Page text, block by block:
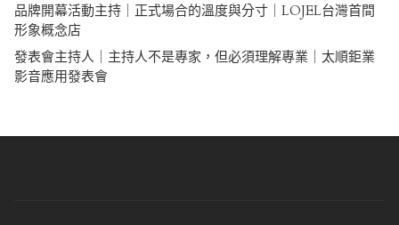
品牌開幕活動主持｜正式場合的溫度與分寸｜LOJEL台灣首間
形象概念店
發表會主持人｜主持人不是專家，但必須理解專業｜太順鉅業
影音應用發表會